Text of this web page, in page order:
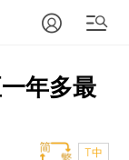
年多最
T中